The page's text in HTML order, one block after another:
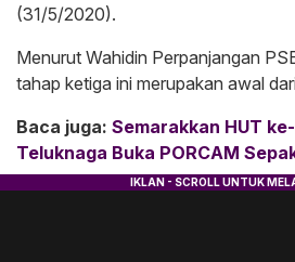
(31/5/2020).
Menurut Wahidin Perpanjangan
tahap ketiga ini merupakan awal
Baca juga: Semarakkan HUT
Teluknaga Buka PORCAM